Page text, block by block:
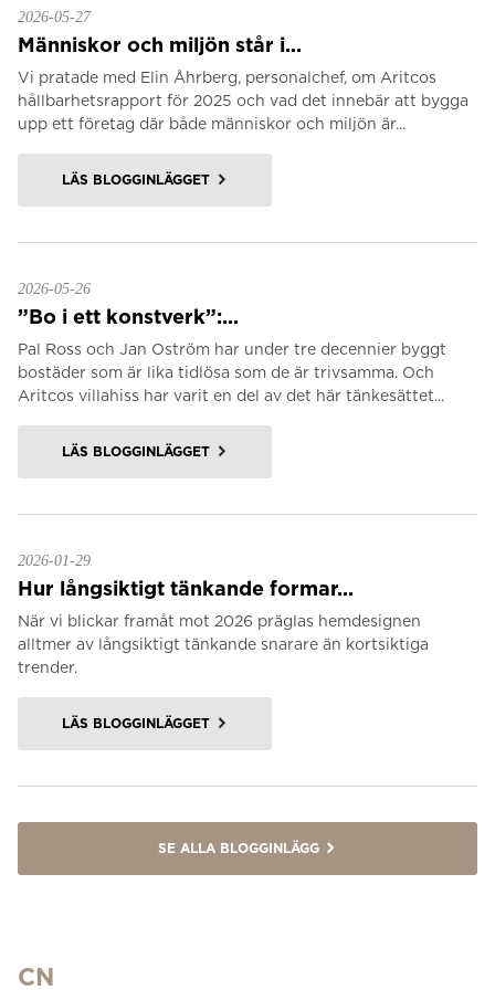
2026-05-27
Människor och miljön står i...
Vi pratade med Elin Åhrberg, personalchef, om Aritcos
hållbarhetsrapport för 2025 och vad det innebär att bygga
upp ett företag där både människor och miljön är...
LÄS BLOGGINLÄGGET
2026-05-26
”Bo i ett konstverk”:...
Pal Ross och Jan Oström har under tre decennier byggt
bostäder som är lika tidlösa som de är trivsamma. Och
Aritcos villahiss har varit en del av det här tänkesättet...
LÄS BLOGGINLÄGGET
2026-01-29
Hur långsiktigt tänkande formar...
När vi blickar framåt mot 2026 präglas hemdesignen
alltmer av långsiktigt tänkande snarare än kortsiktiga
trender.
LÄS BLOGGINLÄGGET
SE ALLA BLOGGINLÄGG
CN